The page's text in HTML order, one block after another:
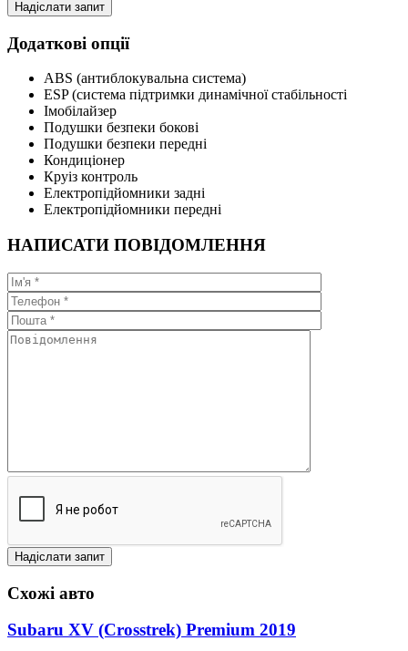
Додаткові опції
ABS (антиблокувальна система)
ESP (система підтримки динамічної стабільності
Імобілайзер
Подушки безпеки бокові
Подушки безпеки передні
Кондиціонер
Круіз контроль
Електропідйомники задні
Електропідйомники передні
НАПИСАТИ ПОВІДОМЛЕННЯ
Схожі авто
Subaru XV (Crosstrek) Premium 2019